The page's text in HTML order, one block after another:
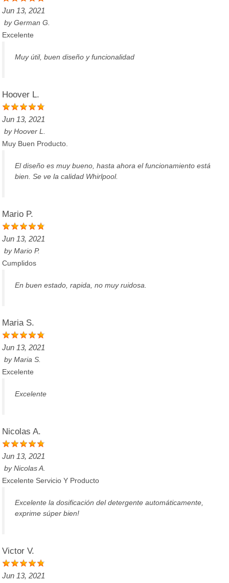
Jun 13, 2021
byGerman G.
Excelente
Muy útil, buen diseño y funcionalidad
Hoover L.
Jun 13, 2021
byHoover L.
Muy Buen Producto.
El diseño es muy bueno, hasta ahora el funcionamiento está
bien. Se ve la calidad Whirlpool.
Mario P.
Jun 13, 2021
byMario P.
Cumplidos
En buen estado, rapida, no muy ruidosa.
Maria S.
Jun 13, 2021
byMaria S.
Excelente
Excelente
Nicolas A.
Jun 13, 2021
byNicolas A.
Excelente Servicio Y Producto
Excelente la dosificación del detergente automáticamente,
exprime súper bien!
Victor V.
Jun 13, 2021